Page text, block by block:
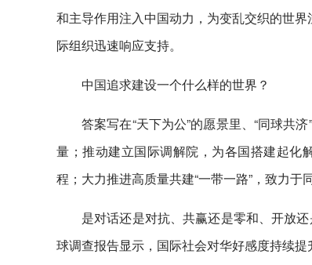
和主导作用注入中国动力，为变乱交织的世
际组织迅速响应支持。
中国追求建设一个什么样的世界？
答案写在“天下为公”的愿景里、“同球共
量；推动建立国际调解院，为各国搭建起化
程；大力推进高质量共建“一带一路”，致力
是对话还是对抗、共赢还是零和、开放
球调查报告显示，国际社会对华好感度持续